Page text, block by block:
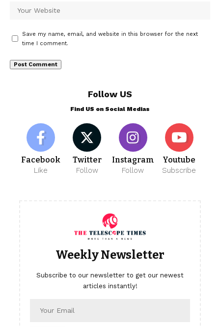
Save my name, email, and website in this browser for the next
time I comment.
Follow US
Find US on Social Medias
Facebook
Like
Twitter
Follow
Instagram
Follow
Youtube
Subscribe
Weekly Newsletter
Subscribe to our newsletter to get our newest
articles instantly!